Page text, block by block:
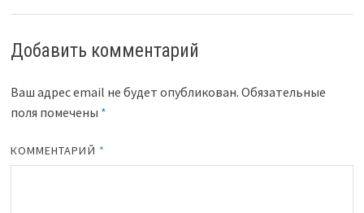
Добавить комментарий
Ваш адрес email не будет опубликован. Обязательные
поля помечены *
КОММЕНТАРИЙ *